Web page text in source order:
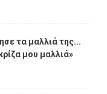
τα μαλλιά της...
μου μαλλιά»